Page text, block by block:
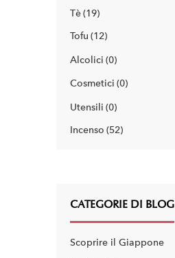
Tè 19
Tofu 12
Alcolici 0
Cosmetici 0
Utensili 0
Incenso 52
CATEGORIE DI BLOG
Scoprire il Giappone